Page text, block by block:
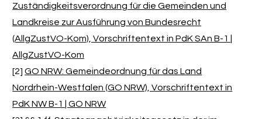
Zuständigkeitsverordnung für die Gemeinden und
Landkreise zur Ausführung von Bundesrecht
(AllgZustVO-Kom), Vorschriftentext in PdK SAn B-1 |
AllgZustVO-Kom
[2]GO NRW: Gemeindeordnung für das Land
Nordrhein-Westfalen (GO NRW), Vorschriftentext in
PdK NW B-1 | GO NRW